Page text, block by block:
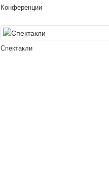
Конференции
Спектакли